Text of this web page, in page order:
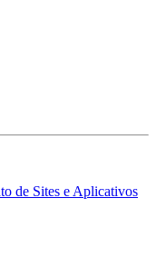
de Sites e Aplicativos